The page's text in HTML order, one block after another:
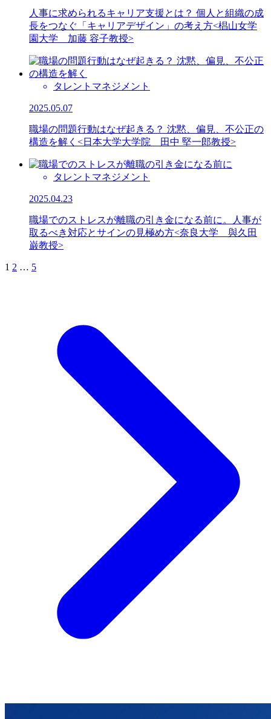
人事に求められるキャリア支援とは？ 個人と組織の成
長をつなぐ「キャリアデザイン」の考え方<椙山女学
園大学 加藤 容子教授>
タレントマネジメント
2025.05.07
職場の問題行動はなぜ起きる？ 沈黙、偏見、不公正の
構造を解く<日本大学大学院 田中 堅一郎教授>
タレントマネジメント
2025.04.23
職場でのストレスが離職の引き金になる前に。人事が
取るべき対応とサインの見極め方<奈良大学 與久田
巌教授>
投
1 2 … 5